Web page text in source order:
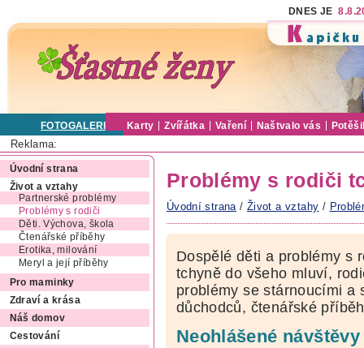
DNES JE
FOTOGALERIE Karty Zvířátka Vaření Naštvalo vás
Reklama:
Úvodní strana
Život a vztahy
Partnerské problémy
Problémy s rodiči
Děti. Výchova, škola
Čtenářské příběhy
Erotika, milování
Meryl a její příběhy
Pro maminky
Zdraví a krása
Náš domov
Cestování
Problémy s rodiči
Úvodní strana / Život a vztahy /
Dospělé děti a problémy s
tchyně do všeho mluví,
problémy se stárnoucími a
důchodců, čtenářské
Neohlášené